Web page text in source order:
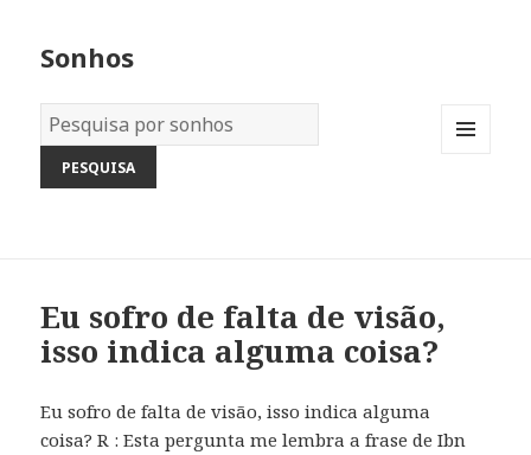
Sonhos
Dicionário
dos
Sonhos:
Eu sofro de falta de visão,
isso indica alguma coisa?
Eu sofro de falta de visão, isso indica alguma
coisa? R : Esta pergunta me lembra a frase de Ibn